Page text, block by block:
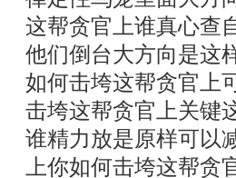
这帮贪官上谁真心查
他们倒台大方向是这
如何击垮这帮贪官上
击垮这帮贪官上关键
谁精力放是原样可以
上你如何击垮这帮